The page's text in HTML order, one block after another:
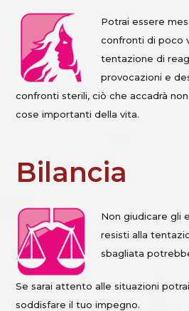
Potrai essere
confronti di poco
tentazione di
provocazioni e
confronti sterili, ciò che accadrà
cose importanti della vita.
Bilancia
Non giudicare gli
resisti alla
sbagliata
Se sarai attento alle situazioni
soddisfare il tuo impegno.